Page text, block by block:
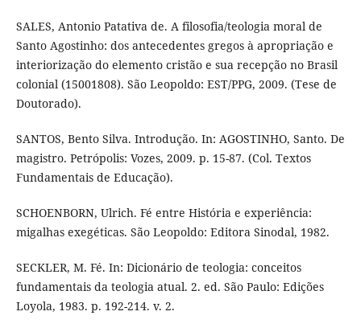
SALES, Antonio Patativa de. A filosofia/teologia moral de
Santo Agostinho: dos antecedentes gregos à apropriação e
interiorização do elemento cristão e sua recepção no Brasil
colonial (15001808). São Leopoldo: EST/PPG, 2009. (Tese de
Doutorado).
SANTOS, Bento Silva. Introdução. In: AGOSTINHO, Santo. De
magistro. Petrópolis: Vozes, 2009. p. 15-87. (Col. Textos
Fundamentais de Educação).
SCHOENBORN, Ulrich. Fé entre História e experiência:
migalhas exegéticas. São Leopoldo: Editora Sinodal, 1982.
SECKLER, M. Fé. In: Dicionário de teologia: conceitos
fundamentais da teologia atual. 2. ed. São Paulo: Edições
Loyola, 1983. p. 192-214. v. 2.